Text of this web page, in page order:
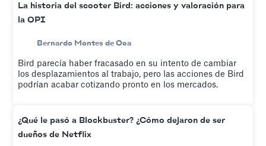
La historia del scooter Bird: acciones y valoración para
la OPI
Bernardo Montes de Oca
Bird parecía haber fracasado en su intento de cambiar
los desplazamientos al trabajo, pero las acciones de Bird
podrían acabar cotizando pronto en los mercados.
¿Qué le pasó a Blockbuster? ¿Cómo dejaron de ser
dueños de Netflix